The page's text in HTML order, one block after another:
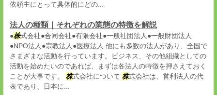
依頼主にとって具体的にどの...
法人の種類｜それぞれの業態の特徴を解説
●株式会社●合同会社●有限会社●一般社団法人●一般財団法人
●NPO法人●宗教法人●医療法人 他にも多数の法人があり、全国で
さまざまな活動を行っています。ビジネス、その他組織としての
活動を始めたいのであれば、まずは各法人の特徴を押さえておく
ことが大事です。 株式会社について 株式会社は、営利法人の代
表であり、日本に...